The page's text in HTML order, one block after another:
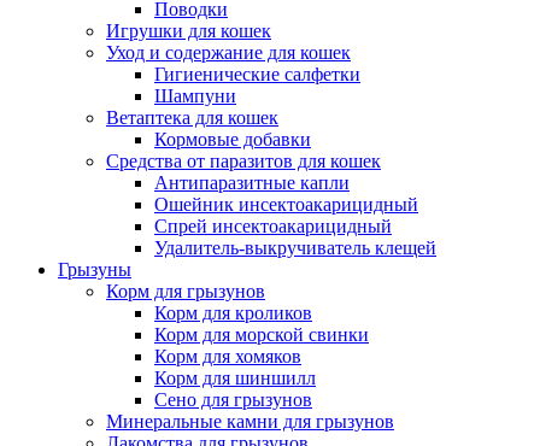
Поводки
Игрушки для кошек
Уход и содержание для кошек
Гигиенические салфетки
Шампуни
Ветаптека для кошек
Кормовые добавки
Средства от паразитов для кошек
Антипаразитные капли
Ошейник инсектоакарицидный
Спрей инсектоакарицидный
Удалитель-выкручиватель клещей
Грызуны
Корм для грызунов
Корм для кроликов
Корм для морской свинки
Корм для хомяков
Корм для шиншилл
Сено для грызунов
Минеральные камни для грызунов